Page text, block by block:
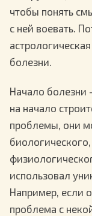
чтобы понять
с ней воевать.
болезни.
Начало болезни
на начало
проблемы, они
использовал
Например, если
проблема с